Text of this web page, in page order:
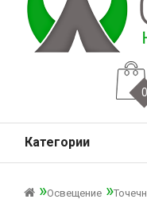
0
Категории
Освещение